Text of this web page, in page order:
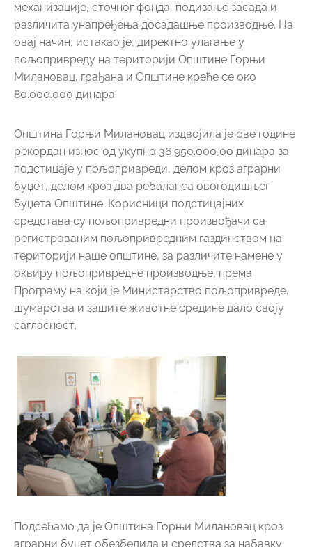
механизације, сточног фонда, подизање засада и
различита унапређења досадашње производње. На
овај начин, истакао је, директно улагање у
пољопривреду на територији Општине Горњи
Милановац, грађана и Општине креће се око
80.000.000 динара.
Општина Горњи Милановац издвојила је ове године
рекордан износ од укупно 36.950.000,оо динара за
подстицаје у пољопривреди, делом кроз аграрни
буџет, делом кроз два ребаланса овогодишњег
буџета Општине. Корисници подстицајних
средстава су пољопривредни произвођачи са
регистрованим пољопривредним газдинством на
територији наше општине, за различите намене у
оквиру пољопривредне производње, према
Програму на који је Министарство пољопривреде,
шумарства и зашите животне средине дало своју
сагласност.
Подсећамо да је Општина Горњи Милановац кроз
аграрни буџет обезбедила и средства за набавку